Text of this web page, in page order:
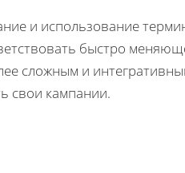
и использование
быстро
сложным и
свои кампании.